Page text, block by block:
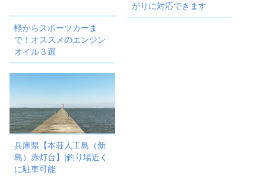
軽からスポーツカーま
で！オススメのエンジン
オイル３選
がりに対応できます
兵庫県【本荘人工島（新
島）赤灯台】|釣り場近く
に駐車可能